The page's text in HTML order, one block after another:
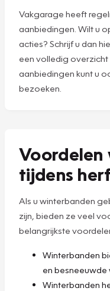
Vakgarage heeft
aanbiedingen. Wilt u
acties? Schrijf u dan
een volledig
aanbiedingen kunt u
bezoeken.
tijdens
Als u winterbanden
zijn, bieden ze veel
belangrijkste
Winterbanden
en besneeuwde
Winterbanden